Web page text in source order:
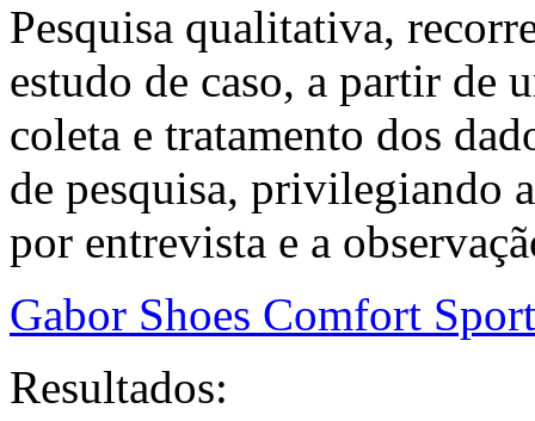
Pesquisa qualitativa,
estudo de caso, a partir de
coleta e tratamento dos
de pesquisa, privilegiando
por entrevista e a
Gabor Shoes Comfort Sport
Resultados: